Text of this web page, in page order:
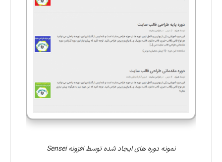
نمونه دوره های ایجاد شده توسط افزونه Sensei